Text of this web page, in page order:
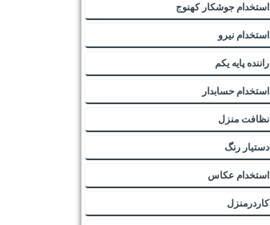
استخدام جوشکار کهنوج
استخدام نیرو
راننده پایه یکم
استخدام حسابدار
نظافت منزل
دستیار رنگ
استخدام عکاس
کاردرمنزل